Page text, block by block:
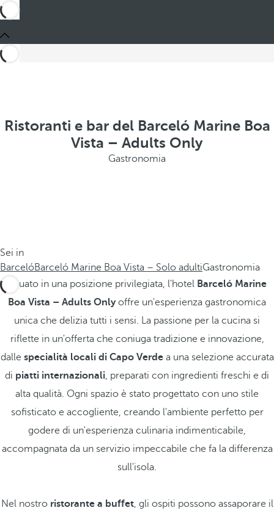
Ristoranti e bar del Barceló Marine Boa
Vista – Adults Only
Gastronomia
Sei in
BarcelóBarceló Marine Boa Vista – Solo adultiGastronomia
Situato in una posizione privilegiata, l'hotel Barceló Marine
Boa Vista – Adults Onlyoffre un'esperienza gastronomica
unica che delizia tutti i sensi. La passione per la cucina si
riflette in un'offerta che coniuga tradizione e innovazione,
dalle specialità locali di Capo Verdea una selezione accurata
di piatti internazionali, preparati con ingredienti freschi e di
alta qualità. Ogni spazio è stato progettato con uno stile
sofisticato e accogliente, creando l'ambiente perfetto per
godere di un'esperienza culinaria indimenticabile,
accompagnata da un servizio impeccabile che fa la differenza
sull'isola.
Nel nostro ristorante a buffet, gli ospiti possono assaporare il